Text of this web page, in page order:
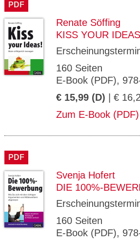
PDF
Renate Söffing
KISS YOUR
160 Seiten
E-Book (PDF),
€ 15,99 (D) | €
Zum E-Book (PDF)
PDF
Svenja Hofert
DIE 100%-
160 Seiten
E-Book (PDF),